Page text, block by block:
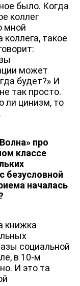
было. Когда
коллег
мной
такое
может
будет?» И
так просто.
ли цинизм, то
про
классе
безусловной
началась
книжка
социальной
в 10-м
И это та